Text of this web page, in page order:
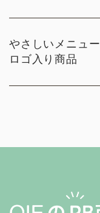
やさしいメニュー
ロゴ入り商品